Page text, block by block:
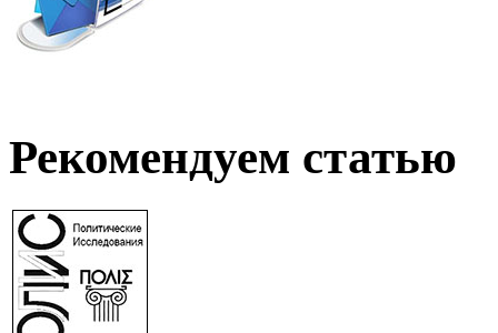
Рекомендуем статью